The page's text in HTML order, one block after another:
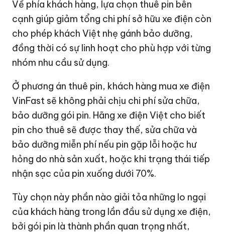
Về phía khách hàng, lựa chọn thuê pin bên
cạnh giúp giảm tổng chi phí sở hữu xe điện còn
cho phép khách Việt nhẹ gánh bảo dưỡng,
đồng thời có sự linh hoạt cho phù hợp với từng
nhóm nhu cầu sử dụng.
Ở phương án thuê pin, khách hàng mua xe điện
VinFast sẽ không phải chịu chi phí sửa chữa,
bảo dưỡng gói pin. Hãng xe điện Việt cho biết
pin cho thuê sẽ được thay thế, sửa chữa và
bảo dưỡng miễn phí nếu pin gặp lỗi hoặc hư
hỏng do nhà sản xuất, hoặc khi trạng thái tiếp
nhận sạc của pin xuống dưới 70%.
Tùy chọn này phần nào giải tỏa những lo ngại
của khách hàng trong lần đầu sử dụng xe điện,
bởi gói pin là thành phần quan trọng nhất,